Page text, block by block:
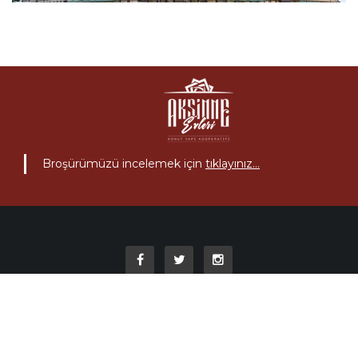
Broşürümüzü incelemek için tıklayınız...